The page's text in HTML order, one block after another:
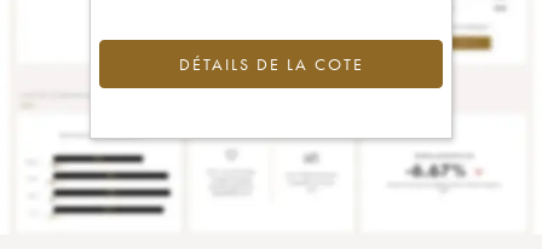
DÉTAILS DE LA COTE